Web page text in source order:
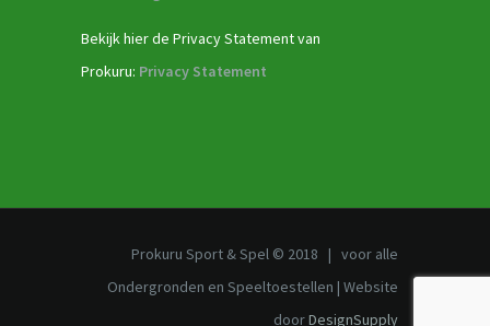
Bekijk hier de Privacy Statement van
Prokuru: Privacy Statement
Prokuru Sport & Spel © 2018 | voor alle
Ondergronden en Speeltoestellen | Website
doorDesignSupply